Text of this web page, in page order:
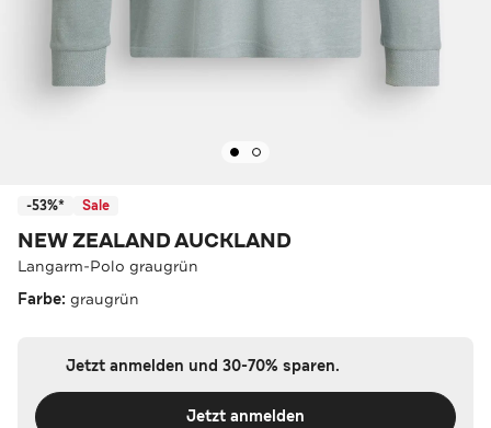
-53%* Sale
NEW ZEALAND AUCKLAND
Langarm-Polo graugrün
Farbe: graugrün
Jetzt anmelden und 30-70% sparen.
Jetzt anmelden